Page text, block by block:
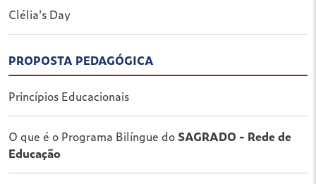
Clélia's Day
PROPOSTA PEDAGÓGICA
Princípios Educacionais
O que é o Programa Bilíngue do SAGRADO - Rede de
Educação